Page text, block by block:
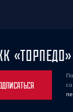
«ТОРПЕДО»